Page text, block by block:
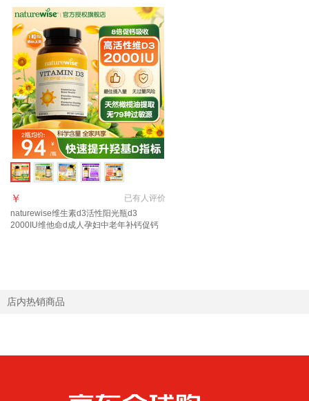
已有人评价
￥
naturewise维生素d3活性阳光瓶d3
2000IU维他命d成人孕妇中老年补钙促钙
店内热销商品